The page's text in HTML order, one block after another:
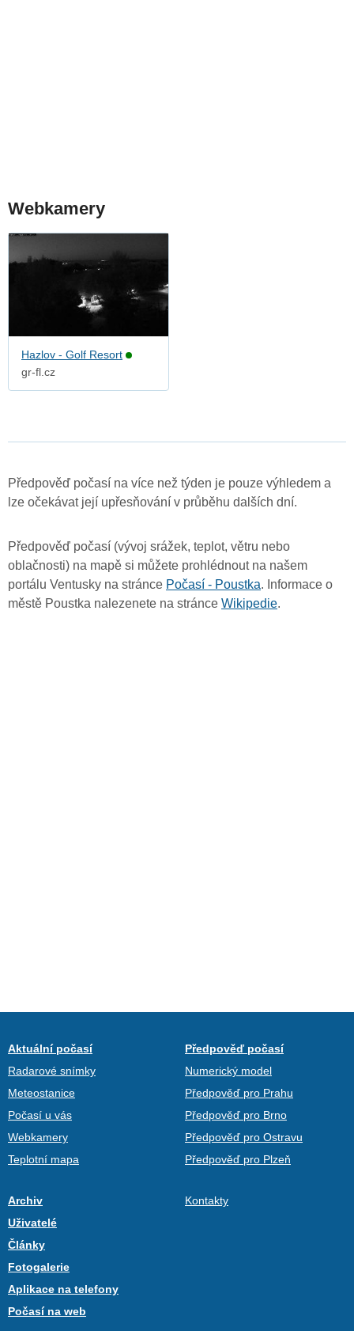
Webkamery
Hazlov - Golf Resort
gr-fl.cz
Předpověď počasí na více než týden je pouze výhledem a
lze očekávat její upřesňování v průběhu dalších dní.
Předpověď počasí (vývoj srážek, teplot, větru nebo
oblačnosti) na mapě si můžete prohlédnout na našem
portálu Ventusky na stránce Počasí - Poustka. Informace o
městě Poustka nalezenete na stránce Wikipedie.
Aktuální počasí
Radarové snímky
Meteostanice
Počasí u vás
Webkamery
Teplotní mapa
Předpověď počasí
Numerický model
Předpověď pro Prahu
Předpověď pro Brno
Předpověď pro Ostravu
Předpověď pro Plzeň
Archiv
Uživatelé
Články
Fotogalerie
Aplikace na telefony
Počasí na web
Kontakty